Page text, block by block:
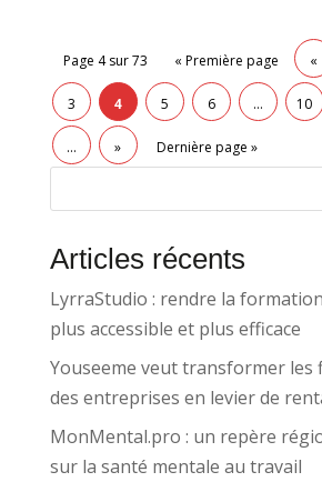
Page 4 sur 73 « Première page «
3 4 5 6 … 10
… » Dernière page »
Articles récents
LyrraStudio : rendre la
plus accessible et plus efficace
Youseeme veut transformer les
des entreprises en levier de
MonMental.pro : un repère
sur la santé mentale au travail